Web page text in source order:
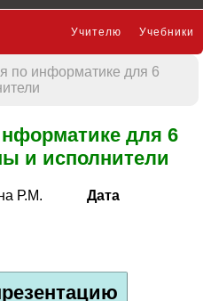
Учебники
Учителю
Презентации
по информатике для 6
для 6
и исполнители
Р.М.
Дата